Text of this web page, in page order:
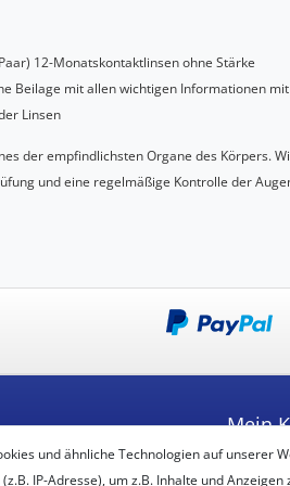
12-Monatskontaktlinsen ohne Stärke
Beilage mit allen wichtigen Informationen
Linsen
der empfindlichsten Organe des Körpers.
und eine regelmäßige Kontrolle der
-kosten
Mein
Login
und ähnliche Technologien auf unserer
IP-Adresse), um z.B. Inhalte und